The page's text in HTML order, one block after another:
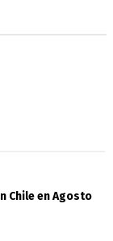
Chile en Agosto